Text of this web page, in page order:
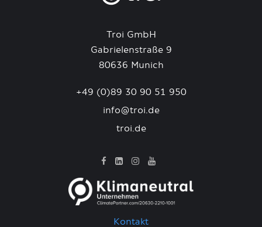
Troi GmbH
Gabrielenstraße 9
80636 Munich
+49 (0)89 30 90 51 950
info@troi.de
troi.de
Kontakt